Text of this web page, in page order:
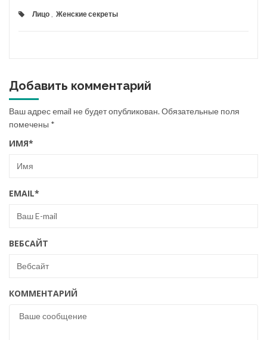
Лицо Женские секреты
Добавить комментарий
Ваш адрес email не будет опубликован.Обязательные поля
помечены *
ИМЯ*
EMAIL*
ВЕБСАЙТ
КОММЕНТАРИЙ